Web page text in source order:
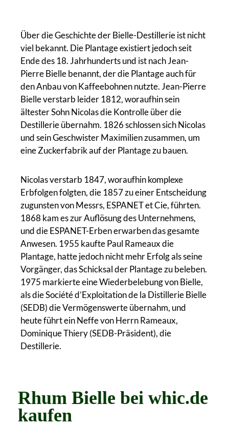
Über die Geschichte der Bielle-Destillerie ist nicht
viel bekannt. Die Plantage existiert jedoch seit
Ende des 18. Jahrhunderts und ist nach Jean-
Pierre Bielle benannt, der die Plantage auch für
den Anbau von Kaffeebohnen nutzte. Jean-Pierre
Bielle verstarb leider 1812, woraufhin sein
ältester Sohn Nicolas die Kontrolle über die
Destillerie übernahm. 1826 schlossen sich Nicolas
und sein Geschwister Maximilien zusammen, um
eine Zuckerfabrik auf der Plantage zu bauen.
Nicolas verstarb 1847, woraufhin komplexe
Erbfolgen folgten, die 1857 zu einer Entscheidung
zugunsten von Messrs, ESPANET et Cie, führten.
1868 kam es zur Auflösung des Unternehmens,
und die ESPANET-Erben erwarben das gesamte
Anwesen. 1955 kaufte Paul Rameaux die
Plantage, hatte jedoch nicht mehr Erfolg als seine
Vorgänger, das Schicksal der Plantage zu beleben.
1975 markierte eine Wiederbelebung von Bielle,
als die Société d’Exploitation de la Distillerie Bielle
(SEDB) die Vermögenswerte übernahm, und
heute führt ein Neffe von Herrn Rameaux,
Dominique Thiery (SEDB-Präsident), die
Destillerie.
Rhum Bielle bei whic.de
kaufen